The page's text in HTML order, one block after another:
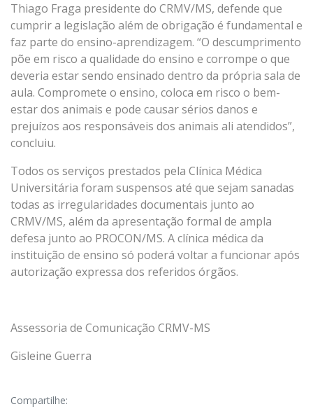
Thiago Fraga presidente do CRMV/MS, defende que
cumprir a legislação além de obrigação é fundamental e
faz parte do ensino-aprendizagem. “O descumprimento
põe em risco a qualidade do ensino e corrompe o que
deveria estar sendo ensinado dentro da própria sala de
aula. Compromete o ensino, coloca em risco o bem-
estar dos animais e pode causar sérios danos e
prejuízos aos responsáveis dos animais ali atendidos”,
concluiu.
Todos os serviços prestados pela Clínica Médica
Universitária foram suspensos até que sejam sanadas
todas as irregularidades documentais junto ao
CRMV/MS, além da apresentação formal de ampla
defesa junto ao PROCON/MS. A clínica médica da
instituição de ensino só poderá voltar a funcionar após
autorização expressa dos referidos órgãos.
Assessoria de Comunicação CRMV-MS
Gisleine Guerra
Compartilhe: